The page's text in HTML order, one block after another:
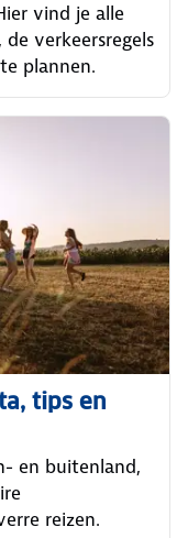
vind je alle
verkeersregels
plannen.
tips en
en buitenland,
reizen.